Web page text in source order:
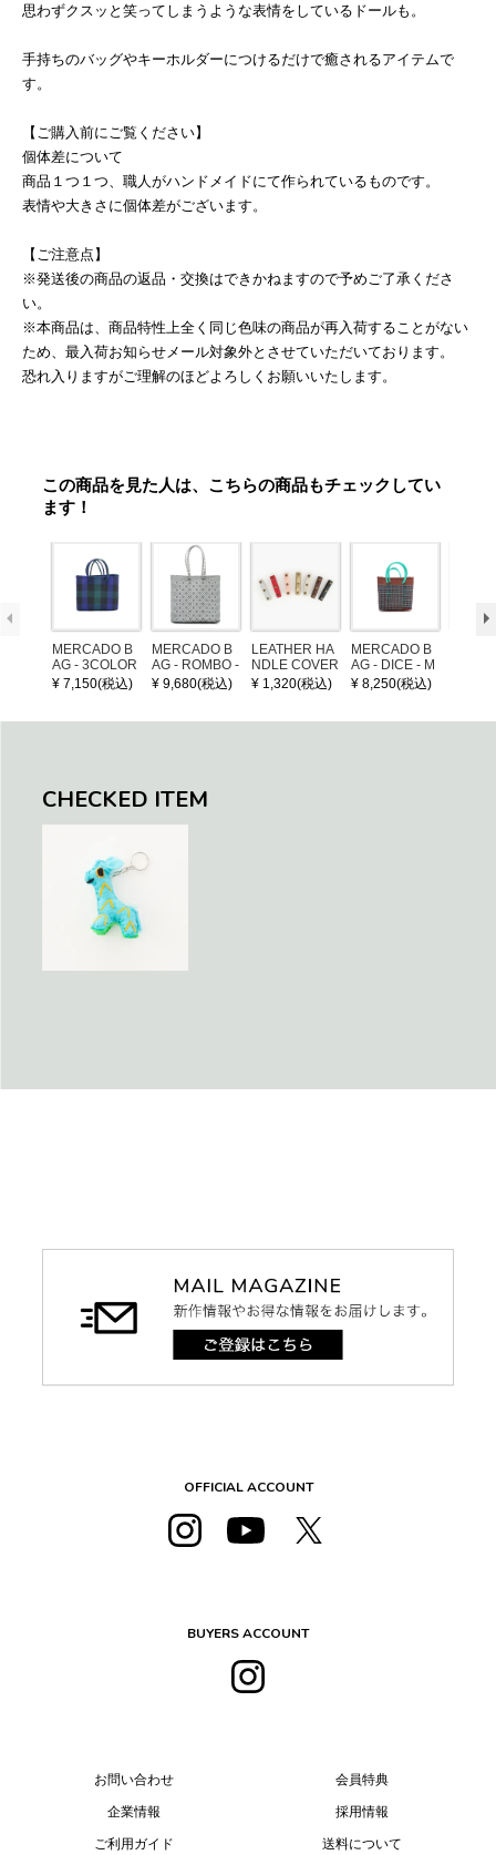
思わずクスッと笑ってしまうような表情をしているドールも。
手持ちのバッグやキーホルダーにつけるだけで癒されるアイテムで
す。
【ご購入前にご覧ください】
個体差について
商品１つ１つ、職人がハンドメイドにて作られているものです。
表情や大きさに個体差がございます。
【ご注意点】
※発送後の商品の返品・交換はできかねますので予めご了承くださ
い。
※本商品は、商品特性上全く同じ色味の商品が再入荷することがない
ため、最入荷お知らせメール対象外とさせていただいております。
恐れ入りますがご理解のほどよろしくお願いいたします。
この商品を見た人は、こちらの商品もチェックしてい
ます！
MERCADO B
AG - 3COLOR
S CHECK - Bl
¥ 7,150(税込)
MERCADO B
AG - ROMBO -
LONG HANDL
¥ 9,680(税込)
LEATHER HA
NDLE COVER
¥ 1,320(税込)
MERCADO B
AG - DICE - M
OSAIC - Copp
¥ 8,250(税込)
CHECKED ITEM
OFFICIAL ACCOUNT
BUYERS ACCOUNT
お問い合わせ
企業情報
ご利用ガイド
会員特典
採用情報
送料について